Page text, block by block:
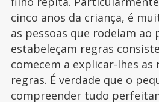
cinco anos da criança, é
as pessoas que rodeiam ao
estabeleçam regras
comecem a explicar-lhes as
regras. É verdade que o
compreender tudo